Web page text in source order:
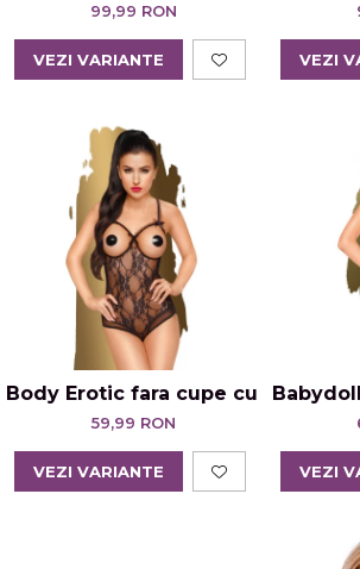
99,99 RON
VEZI VARIANTE VEZI
Body Erotic fara cupe cu zona
59,99 RON
VEZI VARIANTE VEZI